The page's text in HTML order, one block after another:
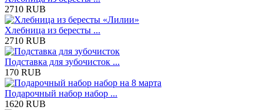
2710 RUB
Хлебница из бересты ...
2710 RUB
Подставка для зубочисток ...
170 RUB
Подарочный набор набор ...
1620 RUB